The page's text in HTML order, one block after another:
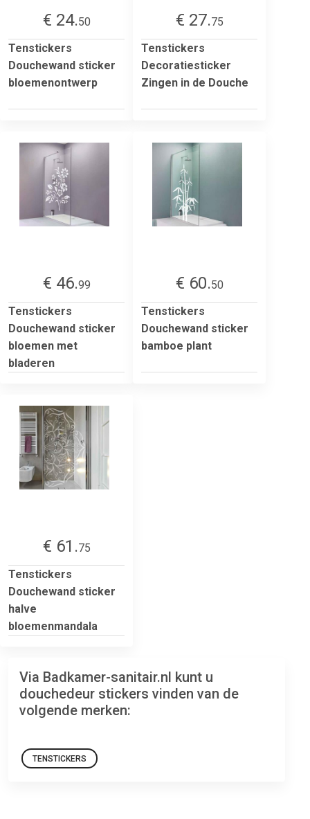
€ 24.50
Tenstickers
Douchewand sticker
bloemenontwerp
€ 27.75
Tenstickers
Decoratiesticker
Zingen in de Douche
€ 46.99
Tenstickers
Douchewand sticker
bloemen met
bladeren
€ 60.50
Tenstickers
Douchewand sticker
bamboe plant
€ 61.75
Tenstickers
Douchewand sticker
halve
bloemenmandala
Via Badkamer-sanitair.nl kunt u
douchedeur stickers vinden van de
volgende merken:
TENSTICKERS